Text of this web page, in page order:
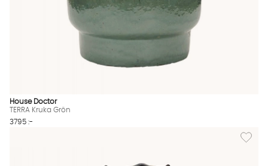
House Doctor
TERRA Kruka Grön
3795 :-
Lägg